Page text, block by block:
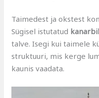
Taimedest ja okstest
Sügisel istutatud
talve. Isegi kui taimele
struktuuri, mis kerge
kaunis vaadata.